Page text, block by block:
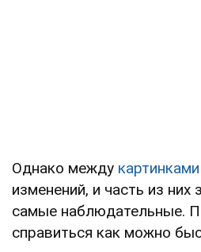
Однако между картинками
изменений, и часть из них
самые наблюдательные.
справиться как можно